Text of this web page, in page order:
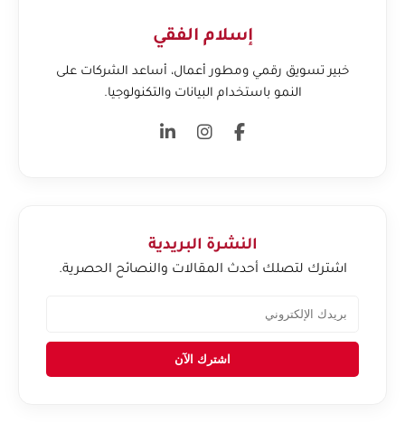
إسلام الفقي
خبير تسويق رقمي ومطور أعمال، أساعد الشركات على
النمو باستخدام البيانات والتكنولوجيا.
النشرة البريدية
اشترك لتصلك أحدث المقالات والنصائح الحصرية.
اشترك الآن